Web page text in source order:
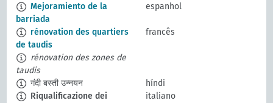
Mejoramiento de la
barriada
espanhol
rénovation des quartiers
de taudis
francês
rénovation des zones de
taudis
गंदी बस्ती उन्नयन
híndi
Riqualificazione dei
italiano